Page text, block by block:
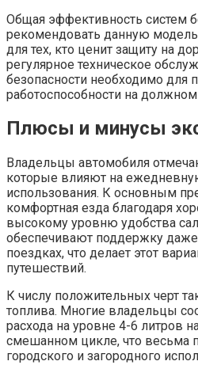
Общая эффективность систем
рекомендовать данную
для тех, кто ценит защиту на
регулярное техническое
безопасности необходимо для
работоспособности на
Плюсы и минусы
Владельцы автомобиля
которые влияют на
использования. К основным
комфортная езда благодаря
высокому уровню удобства
обеспечивают поддержку
поездках, что делает этот
путешествий.
К числу положительных черт
топлива. Многие владельцы
расхода на уровне 4-6 литров
смешанном цикле, что весьма
городского и загородного